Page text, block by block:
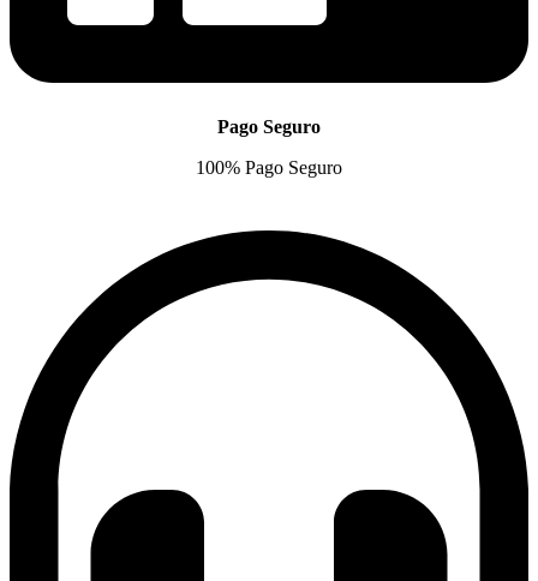
Pago Seguro
100% Pago Seguro